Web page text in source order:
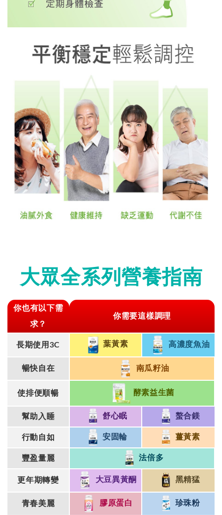
大眾全系列營養指南
你也有以下需
求？
你需要這樣調理
長期使用3C 葉黃素 高濃度魚油
暢快自在 南瓜籽油
使排便順暢 酵素益生菌
幫助入睡 舒心眠 螯合鎂
行動自如 安固輪 薑黃素
豐盈量麗 法倍多
更年期轉變 大豆異黃酮 黑精猛
青春美麗 膠原蛋白 珍珠粉